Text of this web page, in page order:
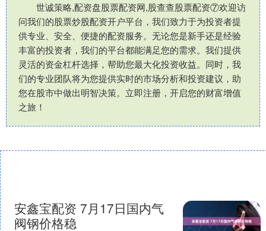
世诚策略,配资盘股票配资网,股查查股票配资⑦欢迎访
问我们的股票炒股配资开户平台，我们致力于为投资者提
供专业、安全、便捷的配资服务。无论您是新手还是经验
丰富的投资者，我们的平台都能满足您的需求。我们提供
灵活的资金杠杆选择，帮助您最大化投资收益。同时，我
们的专业团队将为您提供实时的市场分析和投资建议，助
您在股市中做出明智决策。立即注册，开启您的财富增值
之旅！
安鑫宝配资 7月17日国内气
阀钢价格稳